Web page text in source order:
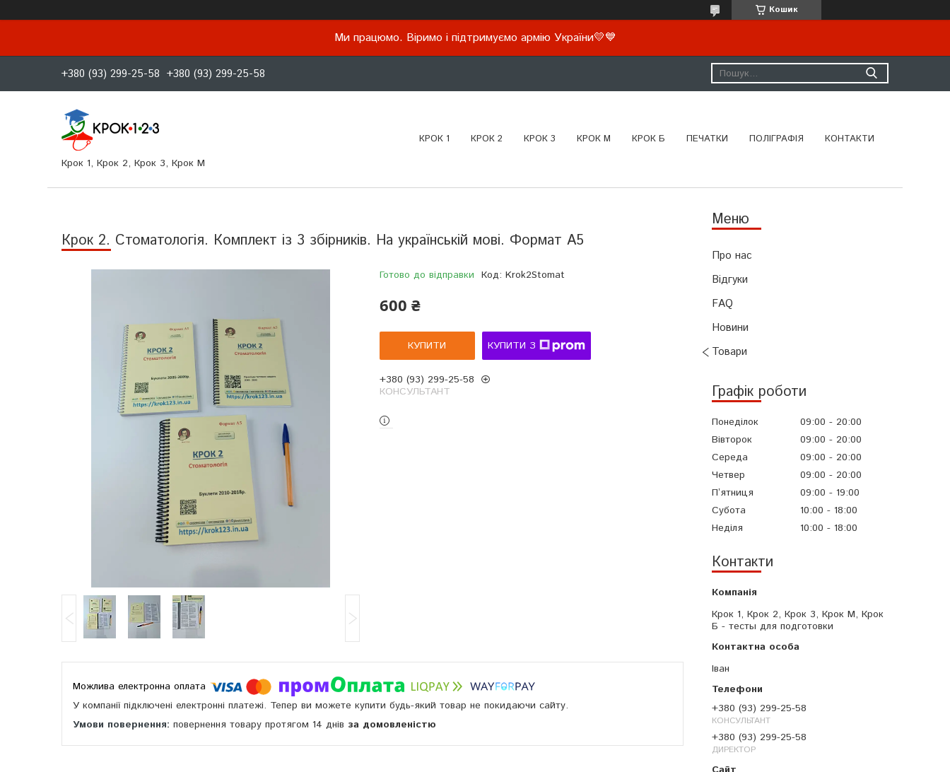
Кошик
Ми працюмо. Віримо і підтримуємо армію України💛💙
+380 (93) 299-25-58 +380 (93) 299-25-58
Крок 1, Крок 2, Крок 3, Крок M
КРОК 1 КРОК 2 КРОК 3 КРОК М КРОК Б ПЕЧАТКИ ПОЛІГРАФІЯ КОНТАКТИ
Про нас
Відгуки
FAQ
Новини
Товари
Графік роботи
Понеділок 09:00
20:00
Вівторок
09:00
20:00
Середа
09:00
20:00
Четвер
09:00
20:00
Пʼятниця
09:00
19:00
Субота
10:00
18:00
Неділя
10:00 18:00
Контакти
Крок 1, Крок 2, Крок 3, Крок М, Крок
Б - тесты для подготовки
Іван
+380 (93) 299-25-58
КОНСУЛЬТАНТ
+380 (93) 299-25-58
ДИРЕКТОР
Крок 2. Стоматологія. Комплект із 3 збірників. На українській мові. Формат А5
Готово до відправки Код: Krok2Stomat
600 ₴
КУПИТИ КУПИТИ З
+380 (93) 299-25-58
КОНСУЛЬТАНТ
У компанії підключені електронні платежі. Тепер ви можете купити будь-який товар не покидаючи сайту.
повернення товару протягом 14 днів за домовленістю